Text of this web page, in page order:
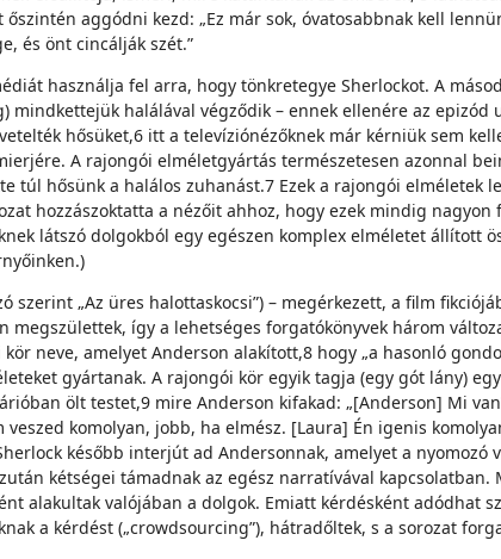
őszintén aggódni kezd: „Ez már sok, óvatosabbnak kell
és önt cincálják szét.”
használja fel arra, hogy tönkretegye Sherlockot. A
mindkettejük halálával végződik – ennek ellenére az
hősüket,6 itt a televíziónézőknek már kérniük sem
A rajongói elméletgyártás természetesen azonnal
túl hősünk a halálos zuhanást.7 Ezek a rajongói elméletek
hozzászoktatta a nézőit ahhoz, hogy ezek mindig
látszó dolgokból egy egészen komplex elméletet
szerint „Az üres halottaskocsi”) – megérkezett, a film
megszülettek, így a lehetséges forgatókönyvek három
neve, amelyet Anderson alakított,8 hogy „a hasonló
gyártanak. A rajongói kör egyik tagja (egy gót lány)
ölt testet,9 mire Anderson kifakad: „[Anderson] Mi
komolyan, jobb, ha elmész. [Laura] Én igenis
később interjút ad Andersonnak, amelyet a
kétségei támadnak az egész narratívával
alakultak valójában a dolgok. Emiatt kérdésként adódhat
a kérdést („crowdsourcing”), hátradőltek, s a sorozat